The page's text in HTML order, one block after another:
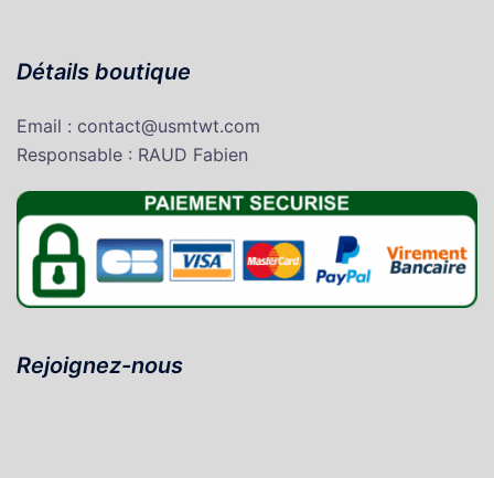
Détails boutique
Email : contact@usmtwt.com
Responsable : RAUD Fabien
Rejoignez-nous